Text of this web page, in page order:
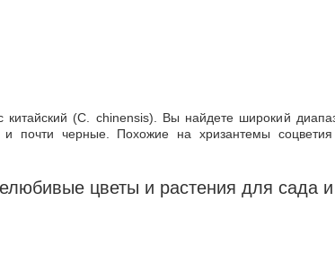
(C. chinensis). Вы найдете широкий
почти черные. Похожие на хризантемы
цветы и растения для сада